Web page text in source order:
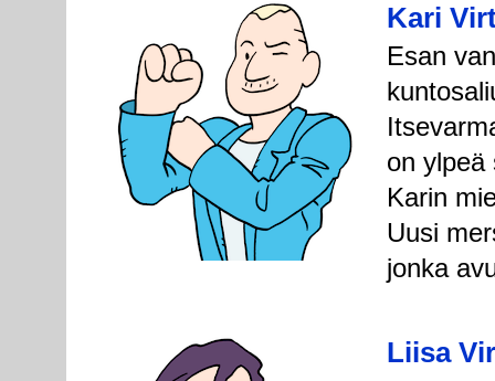
Kari
Esan
on ylpeä
Karin
Uusi
jonka
Liisa